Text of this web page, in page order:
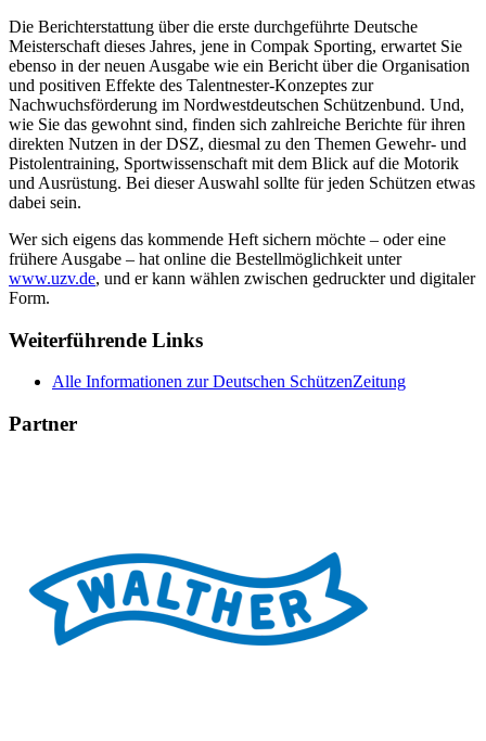
Die Berichterstattung über die erste durchgeführte Deutsche
Meisterschaft dieses Jahres, jene in Compak Sporting, erwartet Sie
ebenso in der neuen Ausgabe wie ein Bericht über die Organisation
und positiven Effekte des Talentnester-Konzeptes zur
Nachwuchsförderung im Nordwestdeutschen Schützenbund. Und,
wie Sie das gewohnt sind, finden sich zahlreiche Berichte für ihren
direkten Nutzen in der DSZ, diesmal zu den Themen Gewehr- und
Pistolentraining, Sportwissenschaft mit dem Blick auf die Motorik
und Ausrüstung. Bei dieser Auswahl sollte für jeden Schützen etwas
dabei sein.
Wer sich eigens das kommende Heft sichern möchte – oder eine
frühere Ausgabe – hat online die Bestellmöglichkeit unter
www.uzv.de, und er kann wählen zwischen gedruckter und digitaler
Form.
Weiterführende Links
Alle Informationen zur Deutschen SchützenZeitung
Partner